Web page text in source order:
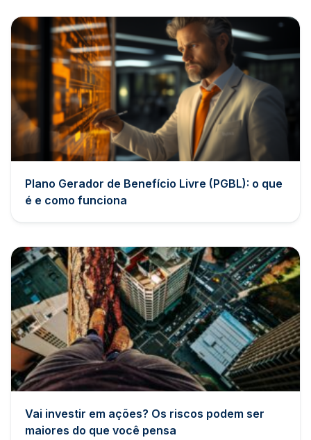
Plano Gerador de Benefício Livre (PGBL): o que
é e como funciona
Vai investir em ações? Os riscos podem ser
maiores do que você pensa